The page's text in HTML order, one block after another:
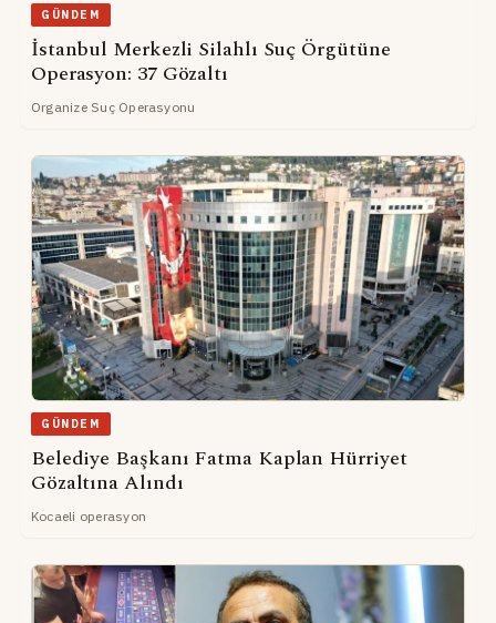
GÜNDEM
İstanbul Merkezli Silahlı Suç Örgütüne
Operasyon: 37 Gözaltı
Organize Suç Operasyonu
GÜNDEM
Belediye Başkanı Fatma Kaplan Hürriyet
Gözaltına Alındı
Kocaeli operasyon